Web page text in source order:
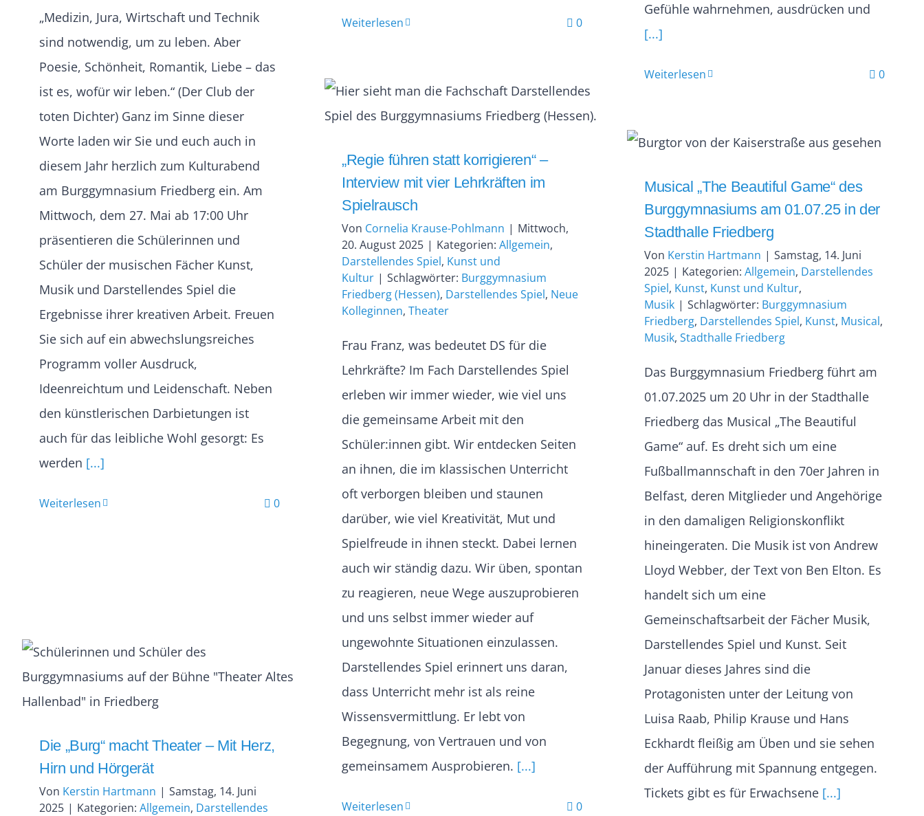
Weiterlesen 0
Gefühle wahrnehmen, ausdrücken und
[...]
Weiterlesen 0
„Medizin, Jura, Wirtschaft und Technik
sind notwendig, um zu leben. Aber
Poesie, Schönheit, Romantik, Liebe – das
ist es, wofür wir leben.“ (Der Club der
toten Dichter) Ganz im Sinne dieser
Worte laden wir Sie und euch auch in
diesem Jahr herzlich zum Kulturabend
am Burggymnasium Friedberg ein. Am
Mittwoch, dem 27. Mai ab 17:00 Uhr
präsentieren die Schülerinnen und
Schüler der musischen Fächer Kunst,
Musik und Darstellendes Spiel die
Ergebnisse ihrer kreativen Arbeit. Freuen
Sie sich auf ein abwechslungsreiches
Programm voller Ausdruck,
Ideenreichtum und Leidenschaft. Neben
den künstlerischen Darbietungen ist
auch für das leibliche Wohl gesorgt: Es
werden [...]
Weiterlesen 0
„Regie führen statt korrigieren“ –
Interview mit vier Lehrkräften im
Spielrausch
Von Cornelia Krause-Pohlmann | Mittwoch,
20. August 2025 | Kategorien: Allgemein,
Darstellendes Spiel, Kunst und
Kultur | Schlagwörter: Burggymnasium
Friedberg (Hessen), Darstellendes Spiel, Neue
Kolleginnen, Theater
Frau Franz, was bedeutet DS für die
Lehrkräfte? Im Fach Darstellendes Spiel
erleben wir immer wieder, wie viel uns
die gemeinsame Arbeit mit den
Schüler:innen gibt. Wir entdecken Seiten
an ihnen, die im klassischen Unterricht
oft verborgen bleiben und staunen
darüber, wie viel Kreativität, Mut und
Spielfreude in ihnen steckt. Dabei lernen
auch wir ständig dazu. Wir üben, spontan
zu reagieren, neue Wege auszuprobieren
und uns selbst immer wieder auf
ungewohnte Situationen einzulassen.
Darstellendes Spiel erinnert uns daran,
dass Unterricht mehr ist als reine
Wissensvermittlung. Er lebt von
Begegnung, von Vertrauen und von
gemeinsamem Ausprobieren. [...]
Weiterlesen 0
Musical „The Beautiful Game“ des
Burggymnasiums am 01.07.25 in der
Stadthalle Friedberg
Von Kerstin Hartmann | Samstag, 14. Juni
2025 | Kategorien: Allgemein, Darstellendes
Spiel, Kunst, Kunst und Kultur,
Musik | Schlagwörter: Burggymnasium
Friedberg, Darstellendes Spiel, Kunst, Musical,
Musik, Stadthalle Friedberg
Das Burggymnasium Friedberg führt am
01.07.2025 um 20 Uhr in der Stadthalle
Friedberg das Musical „The Beautiful
Game“ auf. Es dreht sich um eine
Fußballmannschaft in den 70er Jahren in
Belfast, deren Mitglieder und Angehörige
in den damaligen Religionskonflikt
hineingeraten. Die Musik ist von Andrew
Lloyd Webber, der Text von Ben Elton. Es
handelt sich um eine
Gemeinschaftsarbeit der Fächer Musik,
Darstellendes Spiel und Kunst. Seit
Januar dieses Jahres sind die
Protagonisten unter der Leitung von
Luisa Raab, Philip Krause und Hans
Eckhardt fleißig am Üben und sie sehen
der Aufführung mit Spannung entgegen.
Tickets gibt es für Erwachsene[...]
Die „Burg“ macht Theater – Mit Herz,
Hirn und Hörgerät
Von Kerstin Hartmann | Samstag, 14. Juni
2025 | Kategorien: Allgemein, Darstellendes